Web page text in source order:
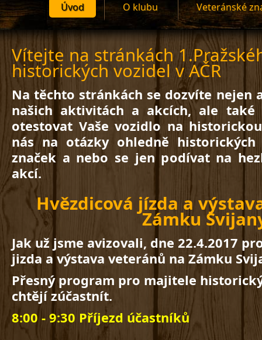
Úvod O klubu Veteránské
Vítejte na stránkách
historických vozidel v AČR
Na těchto stránkách se dozvíte nejen
našich aktivitách a akcích, ale
otestovat Vaše vozidlo na
nás na otázky ohledně historických
značek a nebo se jen podívat na
akcí.
Hvězdicová jízda a
Zámku
Jak už jsme avizovali, dne 22.4.2017
jizda a výstava veteránů na Zámku
Přesný program pro majitele
chtějí zúčastnít.
8:00 - 9:30 Příjezd účastníků